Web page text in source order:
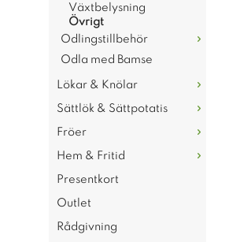
Växtbelysning
Övrigt
Odlingstillbehör
Odla med Bamse
Lökar & Knölar
Sättlök & Sättpotatis
Fröer
Hem & Fritid
Presentkort
Outlet
Rådgivning